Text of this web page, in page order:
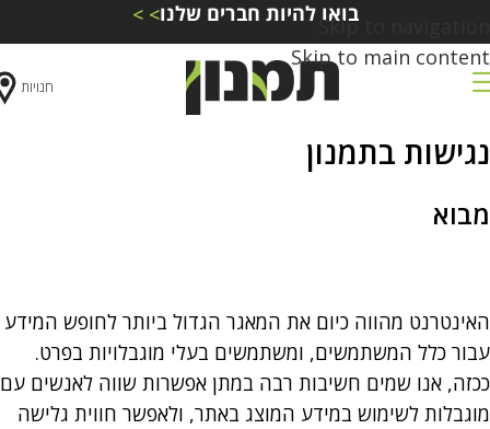
Skip to navigation
Skip to main content
> >בואו להיות חברים שלנו
חנויות
נגישות בתמנון
מבוא
האינטרנט מהווה כיום את המאגר הגדול ביותר לחופש המידע
עבור כלל המשתמשים, ומשתמשים בעלי מוגבלויות בפרט.
ככזה, אנו שמים חשיבות רבה במתן אפשרות שווה לאנשים עם
מוגבלות לשימוש במידע המוצג באתר, ולאפשר חווית גלישה